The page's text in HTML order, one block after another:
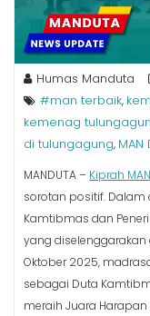
Humas Manduta
#man terbaik,
kemenag
di tulungagung, MAN
MANDUTA – Kiprah
sorotan positif. Dalam
Kamtibmas dan
yang diselenggarakan
Oktober 2025,
sebagai Duta
meraih Juara